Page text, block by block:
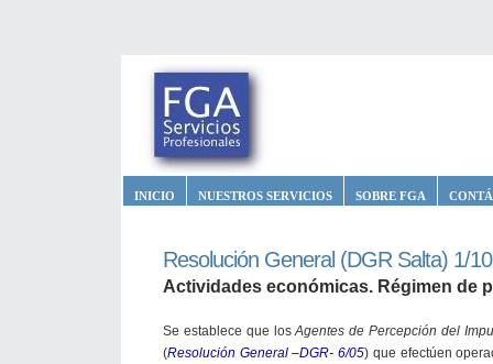
INICIO NUESTROS SERVICIOS SOBRE FGA
Resolución General (DGR Salta) 1/10
Actividades económicas. Régimen de
Se establece que losAgentes de Percepción del
(Resolución General –DGR- 6/05) que efectúen